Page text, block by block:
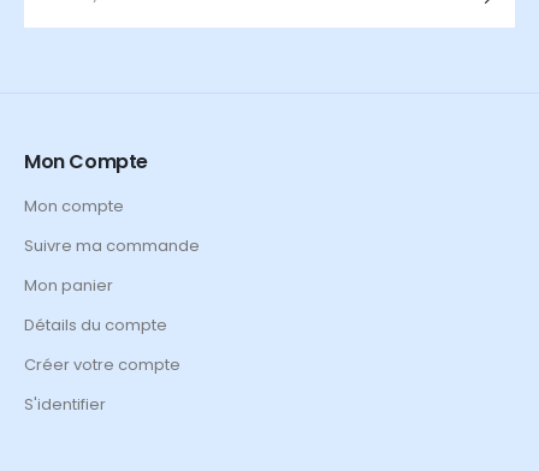
Mon Compte
Mon compte
Suivre ma commande
Mon panier
Détails du compte
Créer votre compte
S'identifier